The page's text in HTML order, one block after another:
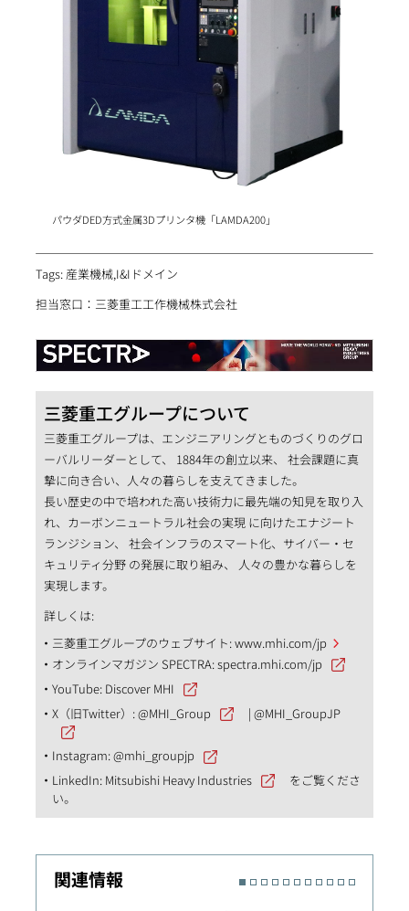
パウダDED方式金属3Dプリンタ機「LAMDA200」
Tags: 産業機械,I&Iドメイン
担当窓口：三菱重工工作機械株式会社
三菱重工グループについて
三菱重工グループは、エンジニアリングとものづくりのグロ
ーバルリーダーとして、 1884年の創立以来、 社会課題に真
摯に向き合い、人々の暮らしを支えてきました。
長い歴史の中で培われた高い技術力に最先端の知見を取り入
れ、カーボンニュートラル社会の実現 に向けたエナジート
ランジション、 社会インフラのスマート化、サイバー・セ
キュリティ分野 の発展に取り組み、 人々の豊かな暮らしを
実現します。
詳しくは:
三菱重工グループのウェブサイト:www.mhi.com/jp
オンラインマガジン SPECTRA:spectra.mhi.com/jp
YouTube: Discover MHI
X（旧Twitter）:@MHI_Group |@MHI_GroupJP
Instagram:@mhi_groupjp
LinkedIn: Mitsubishi Heavy Industries
をご覧くださ
い。
関連情報